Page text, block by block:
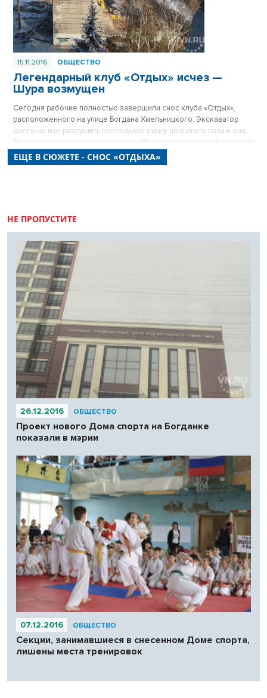
15.11.2016 ОБЩЕСТВО
Легендарный клуб «Отдых» исчез —
Шура возмущен
Сегодня рабочие полностью завершили снос клуба «Отдых»,
расположенного на улице Богдана Хмельницкого. Экскаватор
долго не мог разрушить последнюю стену, но в итоге пала и она.
Мэр города не смог спасти здание. Звезда Александр Медведев,
он же Шура, вспомнил юные годы.
ЕЩЕ В СЮЖЕТЕ - СНОС «ОТДЫХА»
НЕ ПРОПУСТИТЕ
26.12.2016 ОБЩЕСТВО
Проект нового Дома спорта на Богданке
показали в мэрии
07.12.2016 ОБЩЕСТВО
Секции, занимавшиеся в снесенном Доме спорта,
лишены места тренировок